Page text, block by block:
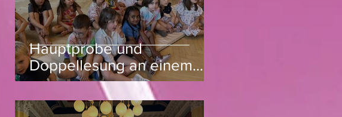
Hauptprobe und
Doppellesung an einem
Tag